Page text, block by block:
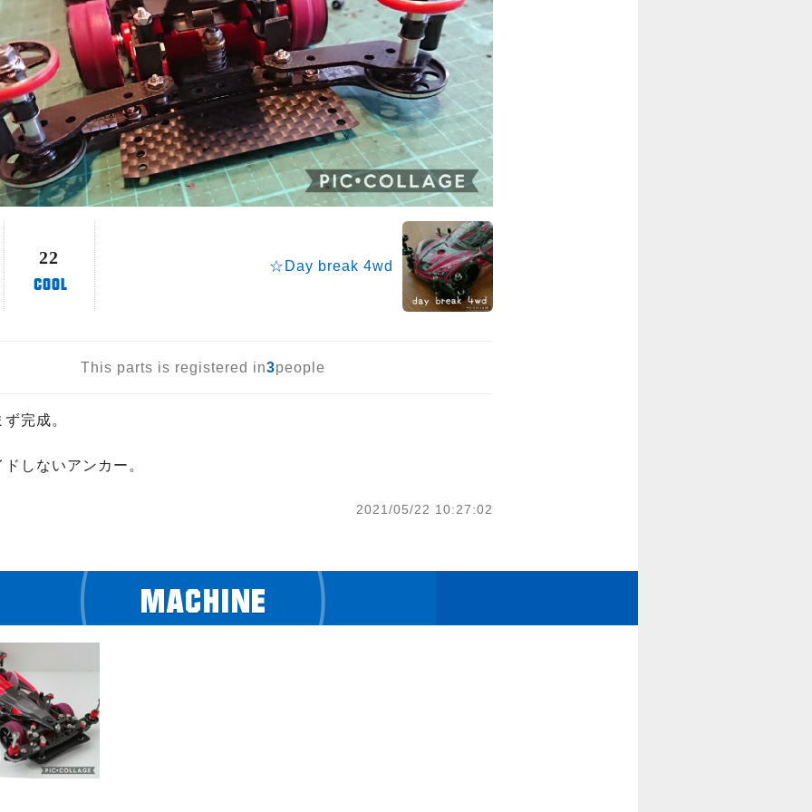
22 ☆Day break 4wd
This parts is registered in3people
完成。
しないアンカー。
2021/05/22 10:27:02